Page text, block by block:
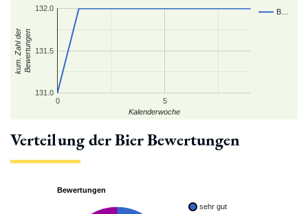
B…
0 5
131.0
131.5
132.0
Kalenderwoche
kum. Zahl derBewertungen
Verteilung der Bier Bewertungen
Bewertungen
sehr gut